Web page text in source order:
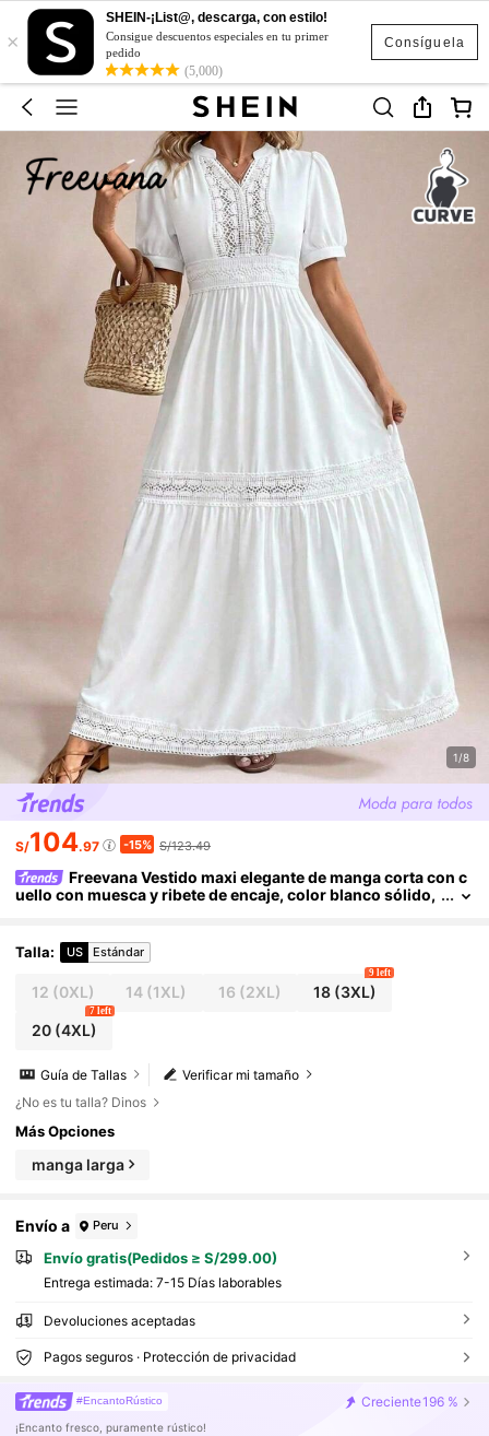
Consíguela
×
SHEIN-¡List@, descarga, con estilo!
Consigue descuentos especiales en tu primer
pedido
(5,000)
1/8
S/104.97 -15% S/123.49
Freevana Vestido maxi elegante de manga corta con c
uello con muesca y ribete de encaje, color blanco sólido,
Talla: US Estándar
12 (0XL) 14 (1XL) 16 (2XL) 18(3XL)
9 left
20(4XL)
7 left
Verificar mi tamaño
Guía de Tallas
¿No es tu talla? Dinos
Más Opciones
manga larga
Envío a Peru
Envío gratis(Pedidos ≥ S/299.00)
Entrega estimada: 7-15 Días laborables
Devoluciones aceptadas
Pagos seguros · Protección de privacidad
#EncantoRústico Creciente196 %
¡Encanto fresco, puramente rústico!